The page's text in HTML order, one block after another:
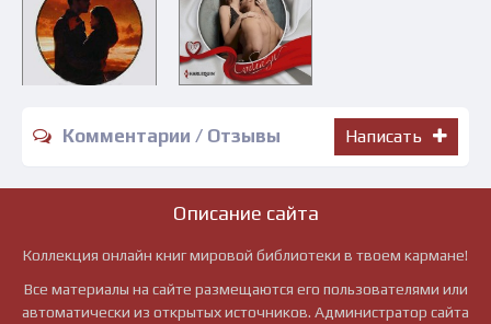
Комментарии / Отзывы Написать
Описание сайта
Коллекция онлайн книг мировой библиотеки в твоем кармане!
Все материалы на сайте размещаются его пользователями или
автоматически из открытых источников. Администратор сайта